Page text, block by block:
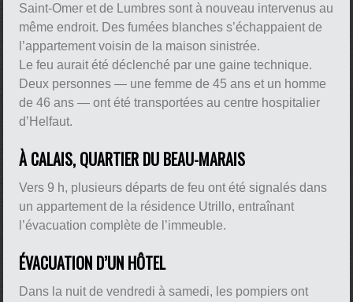
Saint-Omer et de Lumbres sont à nouveau intervenus au
même endroit. Des fumées blanches s’échappaient de
l’appartement voisin de la maison sinistrée.
Le feu aurait été déclenché par une gaine technique.
Deux personnes — une femme de 45 ans et un homme
de 46 ans — ont été transportées au centre hospitalier
d’Helfaut.
À CALAIS, QUARTIER DU BEAU-MARAIS
Vers 9 h, plusieurs départs de feu ont été signalés dans
un appartement de la résidence Utrillo, entraînant
l’évacuation complète de l’immeuble.
ÉVACUATION D’UN HÔTEL
Dans la nuit de vendredi à samedi, les pompiers ont